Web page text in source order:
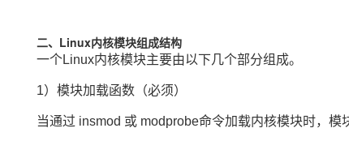
二、Linux内核模块组成结构
一个Linux内核模块主要由以下几个部分组成。
1）模块加载函数（必须）
当通过 insmod 或 modprobe命令加载内核模块时，模